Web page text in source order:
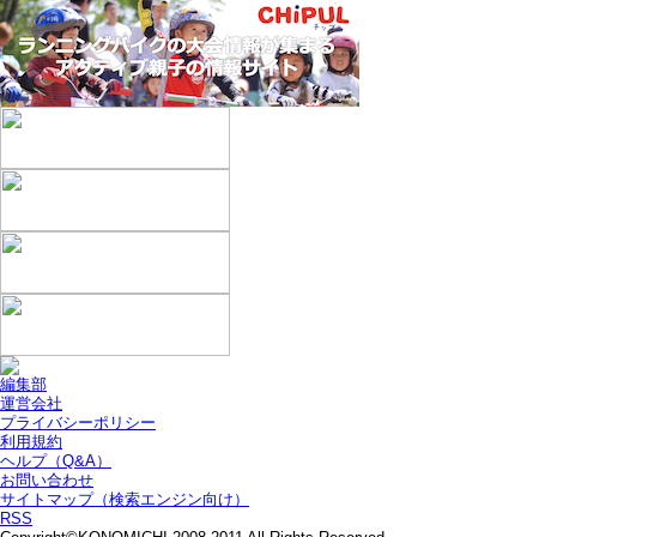
編集部
運営会社
プライバシーポリシー
利用規約
ヘルプ（Q&A）
お問い合わせ
サイトマップ（検索エンジン向け）
RSS